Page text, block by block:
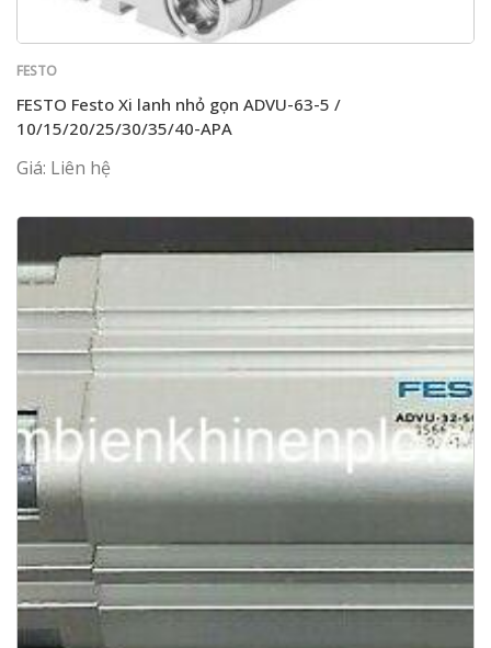
FESTO
FESTO Festo Xi lanh nhỏ gọn ADVU-63-5 /
10/15/20/25/30/35/40-APA
Giá: Liên hệ